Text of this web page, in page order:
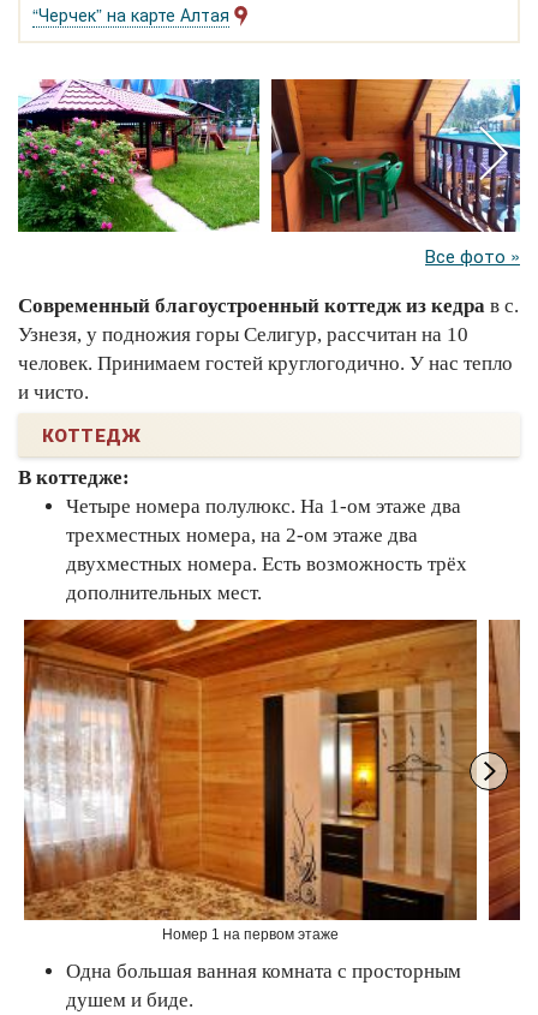
“Черчек” на карте Алтая
Все фото »
Современный благоустроенный коттедж из кедра в с.
Узнезя, у подножия горы Селигур, рассчитан на 10
человек. Принимаем гостей круглогодично. У нас тепло
и чисто.
КОТТЕДЖ
В коттедже:
Четыре номера полулюкс. На 1-ом этаже два
трехместных номера, на 2-ом этаже два
двухместных номера. Есть возможность трёх
дополнительных мест.
Номер 1 на первом этаже
Одна большая ванная комната с просторным
душем и биде.